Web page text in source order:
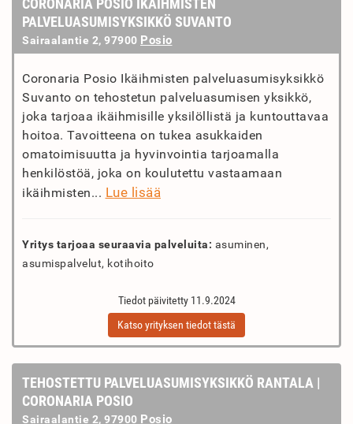
CORONARIA POSIO IKÄIHMISTEN
PALVELUASUMISYKSIKKÖ SUVANTO
Sairaalantie 2, 97900 Posio
Coronaria Posio Ikäihmisten palveluasumisyksikkö
Suvanto on tehostetun palveluasumisen yksikkö,
joka tarjoaa ikäihmisille yksilöllistä ja kuntouttavaa
hoitoa. Tavoitteena on tukea asukkaiden
omatoimisuutta ja hyvinvointia tarjoamalla
henkilöstöä, joka on koulutettu vastaamaan
ikäihmisten... Lue lisää
Yritys tarjoaa seuraavia palveluita: asuminen,
asumispalvelut, kotihoito
Tiedot päivitetty 11.9.2024
Katso yrityksen tiedot tästä
TEHOSTETTU PALVELUASUMISYKSIKKÖ RANTALA |
CORONARIA POSIO
Sairaalantie 2, 97900 Posio